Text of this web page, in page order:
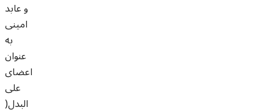
و عابد
امینی
به
عنوان
اعضای
علی
البدل(